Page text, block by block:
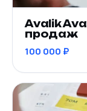
Avalik
продаж
100 000 ₽